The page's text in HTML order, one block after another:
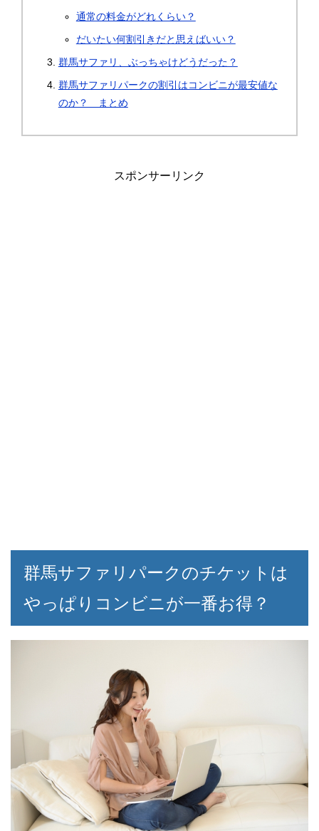
通常の料金がどれくらい？
だいたい何割引きだと思えばいい？
群馬サファリ、ぶっちゃけどうだった？
群馬サファリパークの割引はコンビニが最安値な
のか？ まとめ
スポンサーリンク
群馬サファリパークのチケットは
やっぱりコンビニが一番お得？